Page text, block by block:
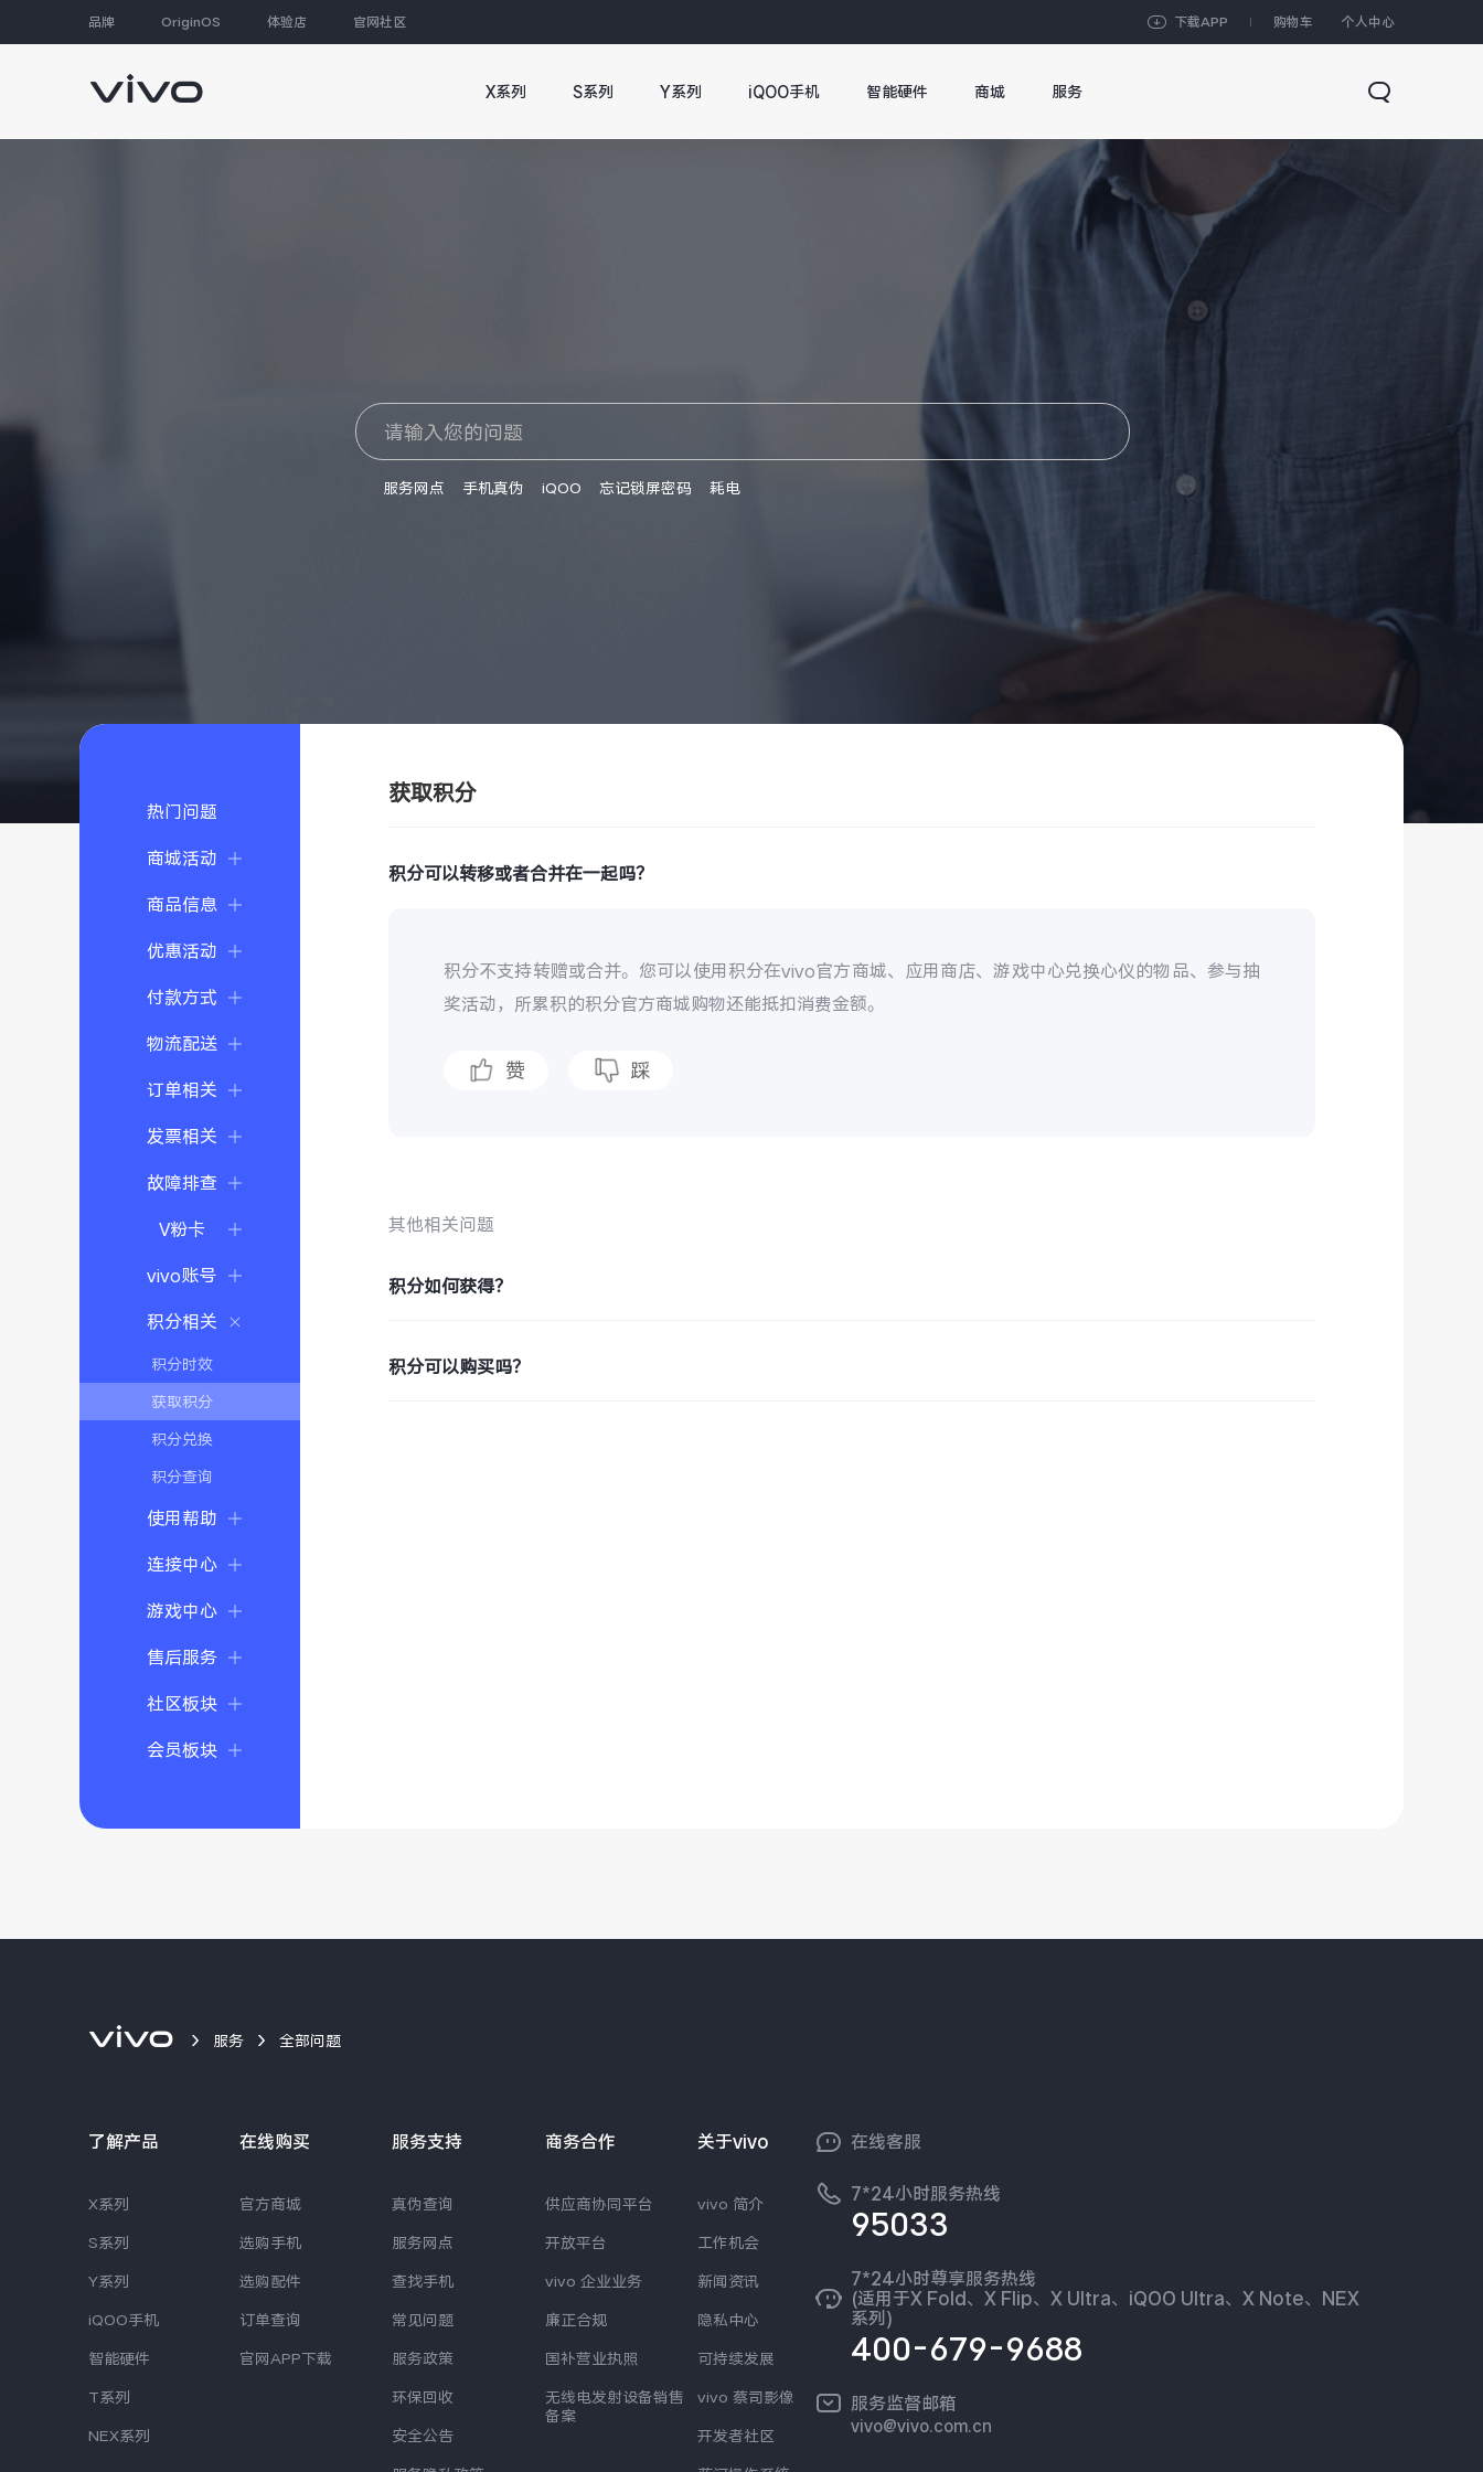
品牌 OriginOS 体验店 官网社区 下载APP 购物车 个人中心
X系列 S系列 Y系列 iQOO手机 智能硬件 商城 服务
服务网点 手机真伪 iQOO 忘记锁屏密码 耗电
热门问题
商城活动
商品信息
优惠活动
付款方式
物流配送
订单相关
发票相关
故障排查
V粉卡
vivo账号
积分相关
积分时效
获取积分
积分兑换
积分查询
使用帮助
连接中心
游戏中心
售后服务
社区板块
会员板块
获取积分
积分可以转移或者合并在一起吗？
积分不支持转赠或合并。您可以使用积分在vivo官方商城、应用商店、游戏中心兑换心仪的物品、参与抽
奖活动，所累积的积分官方商城购物还能抵扣消费金额。
赞 踩
其他相关问题
积分如何获得？
积分可以购买吗？
服务 全部问题
了解产品
X系列
S系列
Y系列
iQOO手机
智能硬件
T系列
NEX系列
在线购买
官方商城
选购手机
选购配件
订单查询
官网APP下载
服务支持
真伪查询
服务网点
查找手机
常见问题
服务政策
环保回收
安全公告
商务合作
供应商协同平台
开放平台
vivo 企业业务
廉正合规
国补营业执照
无线电发射设备销售
备案
关于vivo
vivo 简介
工作机会
新闻资讯
隐私中心
可持续发展
vivo 蔡司影像
开发者社区
在线客服
7*24小时服务热线
95033
7*24小时尊享服务热线
(适用于X Fold、X Flip、X Ultra、iQOO Ultra、X Note、NEX
系列)
400-679-9688
服务监督邮箱
vivo@vivo.com.cn